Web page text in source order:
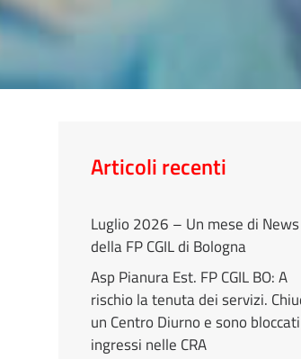
Articoli recenti
Luglio 2026 – Un mese di News
della FP CGIL di Bologna
Asp Pianura Est. FP CGIL BO: A
rischio la tenuta dei servizi.
un Centro Diurno e sono
ingressi nelle CRA